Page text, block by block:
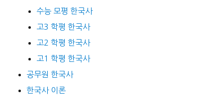
수능 모평 한국사
고3 학평 한국사
고2 학평 한국사
고1 학평 한국사
공무원 한국사
한국사 이론